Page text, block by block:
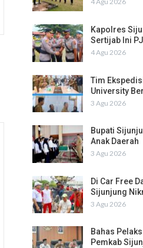
Kapolres
Sertijab Ini
4 Agu 2026
Tim
University
3 Agu 2026
Bupati
Anak Daerah
3 Agu 2026
Di Car Free
Sijunjung
3 Agu 2026
Bahas
Pemkab